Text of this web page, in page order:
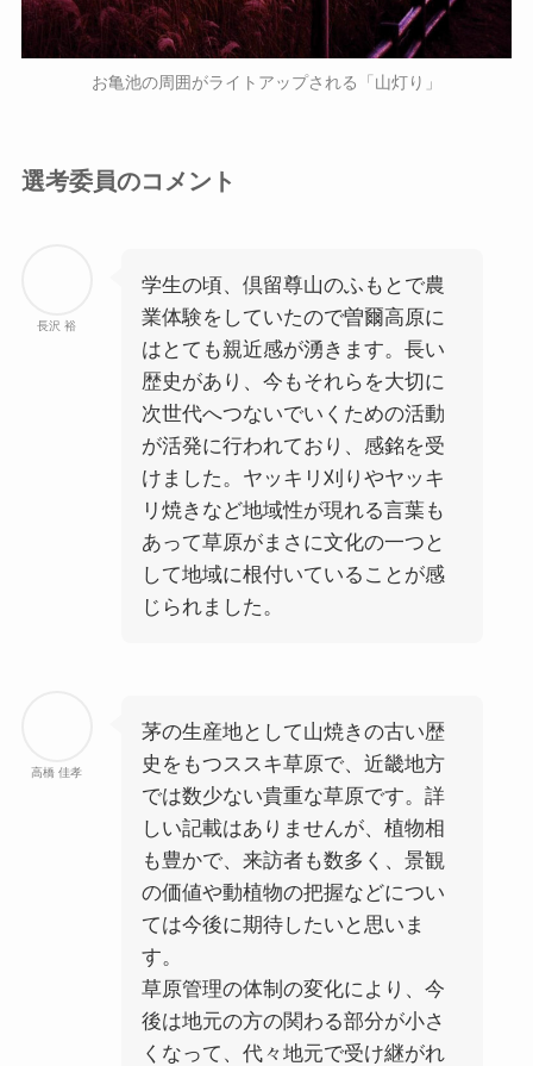
お亀池の周囲がライトアップされる「山灯り」
選考委員のコメント
長沢 裕
学生の頃、倶留尊山のふもとで農
業体験をしていたので曽爾高原に
はとても親近感が湧きます。長い
歴史があり、今もそれらを大切に
次世代へつないでいくための活動
が活発に行われており、感銘を受
けました。ヤッキリ刈りやヤッキ
リ焼きなど地域性が現れる言葉も
あって草原がまさに文化の一つと
して地域に根付いていることが感
じられました。
高橋 佳孝
茅の生産地として山焼きの古い歴
史をもつススキ草原で、近畿地方
では数少ない貴重な草原です。詳
しい記載はありませんが、植物相
も豊かで、来訪者も数多く、景観
の価値や動植物の把握などについ
ては今後に期待したいと思いま
す。
草原管理の体制の変化により、今
後は地元の方の関わる部分が小さ
くなって、代々地元で受け継がれ